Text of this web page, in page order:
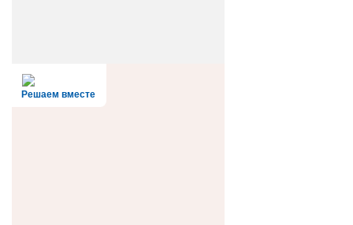
Решаем вместе